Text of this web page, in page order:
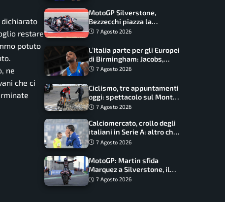
dichiarato
restare
potuto
ne
che ci
MotoGP Silverstone,
Bezzecchi piazza la
zampata: Aprilia domina,
7 Agosto 2026
L’Italia parte per gli Europei
di Birmingham: Jacobs,
Tamberi e Battocletti
record
7 Agosto 2026
Ciclismo, tre appuntamenti
oggi: spettacolo sul Mont
Ventoux, orari e come
7 Agosto 2026
Calciomercato, crollo degli
italiani in Serie A: altro che
svolta dopo il Mondiale
7 Agosto 2026
MotoGP: Martin sfida
Marquez a Silverstone, il
programma e gli orari
7 Agosto 2026